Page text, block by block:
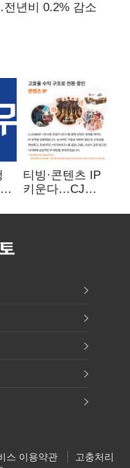
년비 0.2% 감소
티빙·콘텐츠 IP
키운다…CJ
글로벌 확장 가속
스 이용약관
고충처리